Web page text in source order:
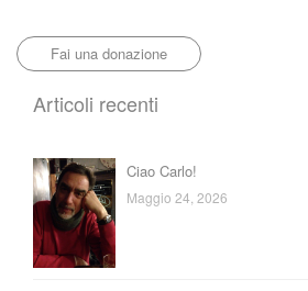
Fai una donazione
Articoli recenti
Ciao Carlo!
Maggio 24, 2026